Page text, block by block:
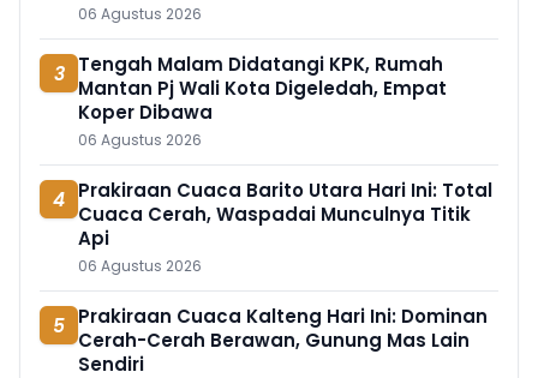
06 Agustus 2026
3 Tengah Malam Didatangi KPK, Rumah
Mantan Pj Wali Kota Digeledah, Empat
Koper Dibawa
06 Agustus 2026
4 Prakiraan Cuaca Barito Utara Hari Ini: Total
Cuaca Cerah, Waspadai Munculnya Titik
Api
06 Agustus 2026
5 Prakiraan Cuaca Kalteng Hari Ini: Dominan
Cerah-Cerah Berawan, Gunung Mas Lain
Sendiri